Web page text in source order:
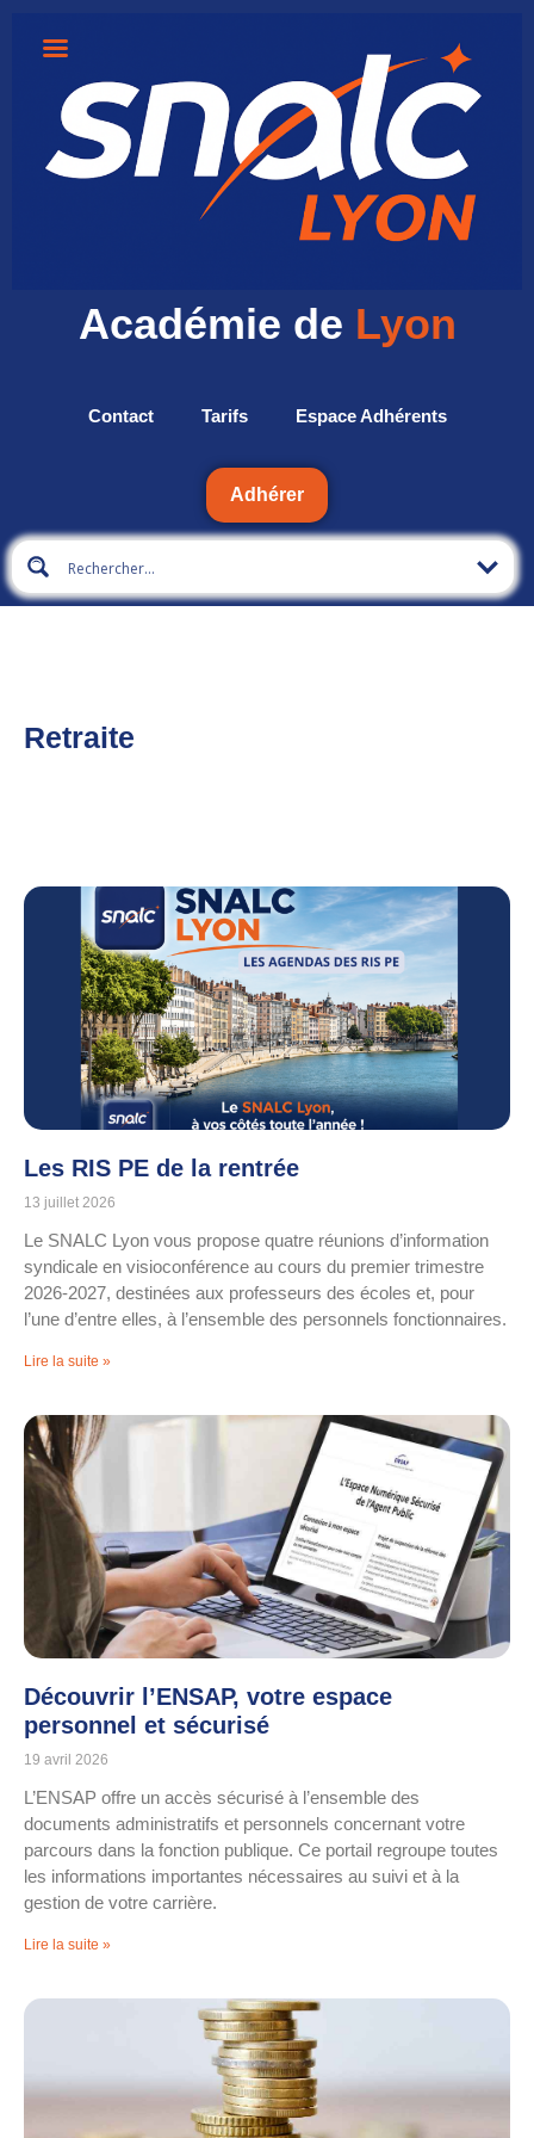
Académie de Lyon
Contact Tarifs Espace Adhérents
Adhérer
Retraite
Les RIS PE de la rentrée
13 juillet 2026
Le SNALC Lyon vous propose quatre réunions d’information
syndicale en visioconférence au cours du premier trimestre
2026-2027, destinées aux professeurs des écoles et, pour
l’une d’entre elles, à l’ensemble des personnels fonctionnaires.
Lire la suite »
Découvrir l’ENSAP, votre espace
personnel et sécurisé
19 avril 2026
L’ENSAP offre un accès sécurisé à l’ensemble des
documents administratifs et personnels concernant votre
parcours dans la fonction publique. Ce portail regroupe toutes
les informations importantes nécessaires au suivi et à la
gestion de votre carrière.
Lire la suite »